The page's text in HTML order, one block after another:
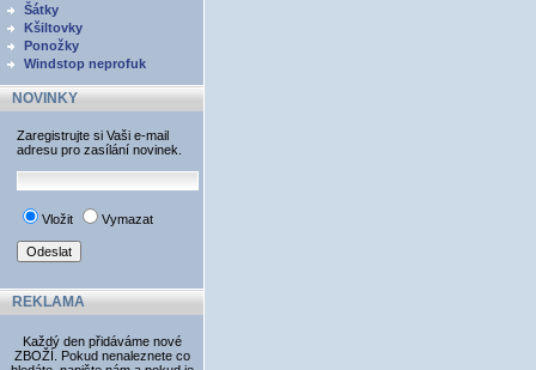
Šátky
Kšiltovky
Ponožky
Windstop neprofuk
NOVINKY
Zaregistrujte si Vaši e-mail
adresu pro zasílání novinek.
Vložit Vymazat
REKLAMA
Každý den přidáváme nové
ZBOŽÍ. Pokud nenaleznete co